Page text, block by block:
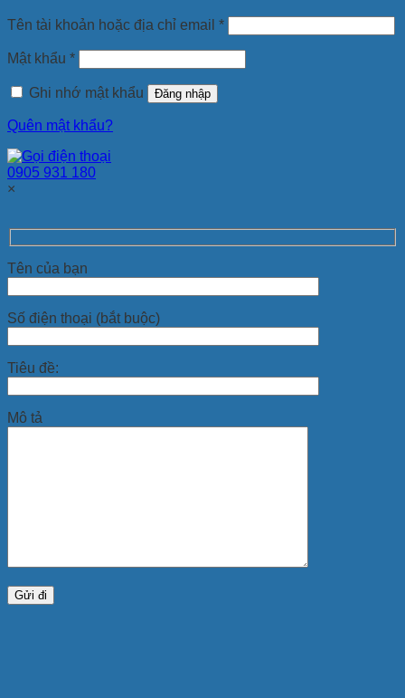
Tên tài khoản hoặc địa chỉ email *
Mật khẩu *
Ghi nhớ mật khẩu Đăng nhập
Quên mật khẩu?
0905 931 180
×
Tên của bạn
Số điện thoại (bắt buộc)
Tiêu đề:
Mô tả